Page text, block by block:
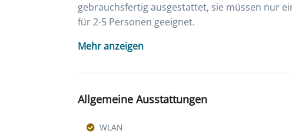
gebrauchsfertig ausgestattet, sie müssen nur
für 2-5 Personen geeignet.
Mehr anzeigen
Allgemeine Ausstattungen
WLAN